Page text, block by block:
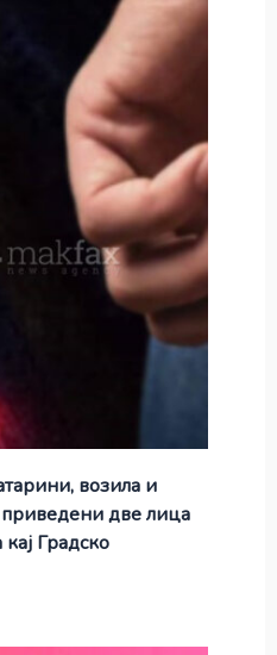
возила и
две лица
Градско